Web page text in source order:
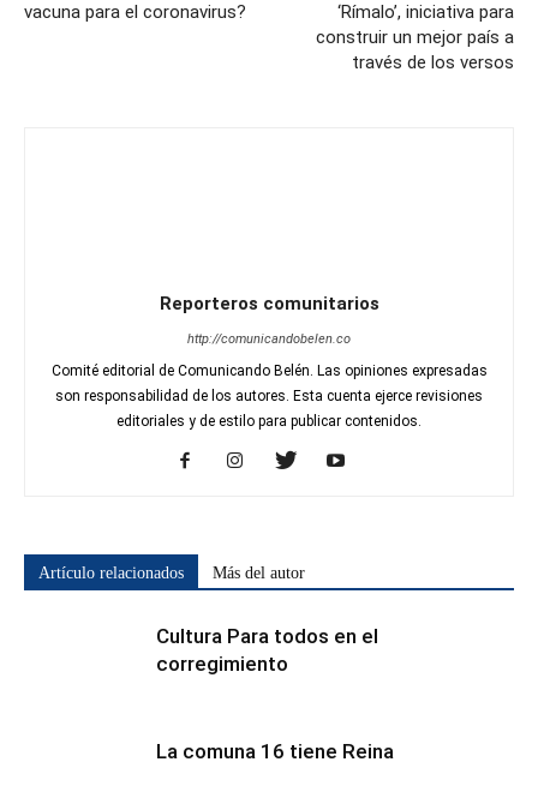
vacuna para el coronavirus?
‘Rímalo’, iniciativa para
construir un mejor país a
través de los versos
Reporteros comunitarios
http://comunicandobelen.co
Comité editorial de Comunicando Belén. Las opiniones expresadas
son responsabilidad de los autores. Esta cuenta ejerce revisiones
editoriales y de estilo para publicar contenidos.
Artículo relacionados Más del autor
Cultura Para todos en el
corregimiento
La comuna 16 tiene Reina